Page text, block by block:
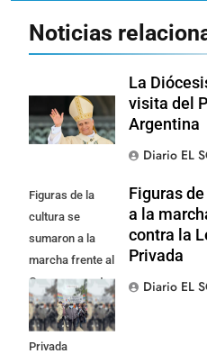
Noticias
La
visita del
Argentina
Diario EL
Figuras de la
cultura se
sumaron a la
marcha frente al
Congreso contra
la Ley de
Propiedad
Privada
Figuras
a la
contra la
Privada
Diario EL